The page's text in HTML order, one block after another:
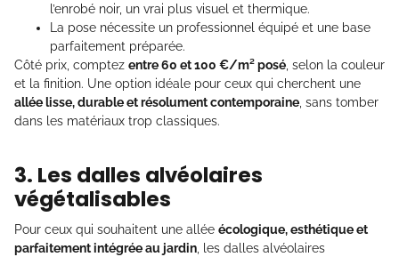
l’enrobé noir, un vrai plus visuel et thermique.
La pose nécessite un professionnel équipé et une base
parfaitement préparée.
Côté prix, comptez entre 60 et 100 €/m² posé , selon la couleur
et la finition. Une option idéale pour ceux qui cherchent une
allée lisse, durable et résolument contemporaine , sans tomber
dans les matériaux trop classiques.
3. Les dalles alvéolaires
végétalisables
Pour ceux qui souhaitent une allée écologique, esthétique et
parfaitement intégrée au jardin , les dalles alvéolaires